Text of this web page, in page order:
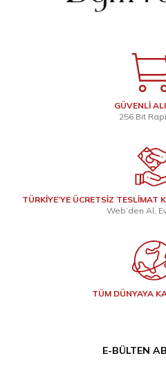
GÜVENLİ
256 Bit
TÜRKİYE’YE ÜCRETSİZ TESLİMAT
Web’den Al,
TÜM DÜNYAYA
E-BÜLTEN